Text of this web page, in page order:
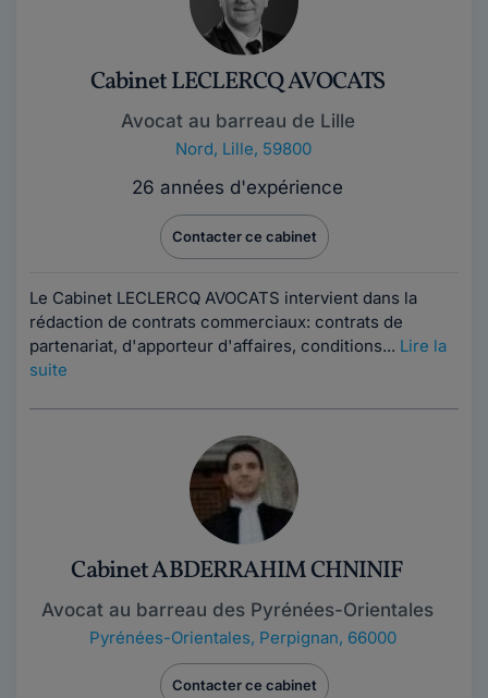
Cabinet LECLERCQ AVOCATS
Avocat au barreau de Lille
Nord, Lille, 59800
26 années d'expérience
Contacter ce cabinet
Le Cabinet LECLERCQ AVOCATS intervient dans la
rédaction de contrats commerciaux: contrats de
partenariat, d'apporteur d'affaires, conditions... Lire la
suite
Cabinet ABDERRAHIM CHNINIF
Avocat au barreau des Pyrénées-Orientales
Pyrénées-Orientales, Perpignan, 66000
Contacter ce cabinet